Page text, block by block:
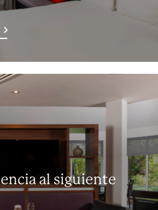
al siguiente